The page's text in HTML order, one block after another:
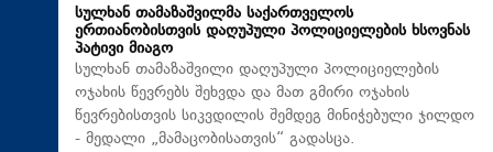
სულხან თამაზაშვილმა საქართველოს
ერთიანობისთვის დაღუპული პოლიციელების ხსოვნას
პატივი მიაგო
სულხან თამაზაშვილი დაღუპული პოლიციელების
ოჯახის წევრებს შეხვდა და მათ გმირი ოჯახის
წევრებისთვის სიკვდილის შემდეგ მინიჭებული ჯილდო
- მედალი „მამაცობისათვის“ გადასცა.